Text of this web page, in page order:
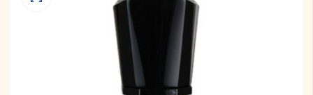
1.450.000